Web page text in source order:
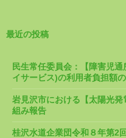
最近の投稿
民生常任委員会：【障害児
イサービス)の利用者負担額
岩見沢市における【太陽光
組み報告
桂沢水道企業団令和８年第2